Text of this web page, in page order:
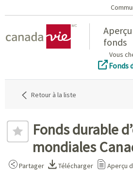
fonds
Vous
Fonds
Retour à la liste
Fonds durable
mondiales
Partager Télécharger Aperçu